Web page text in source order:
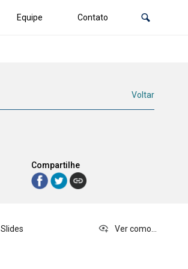
Equipe Contato
Voltar
Compartilhe
Slides Ver como...